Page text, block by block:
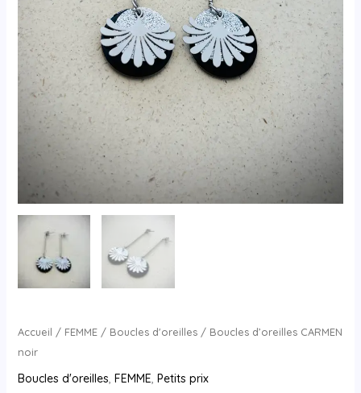
Accueil / FEMME/ Boucles d'oreilles/ Boucles d’oreilles CARMEN
noir
Boucles d'oreilles, FEMME, Petits prix